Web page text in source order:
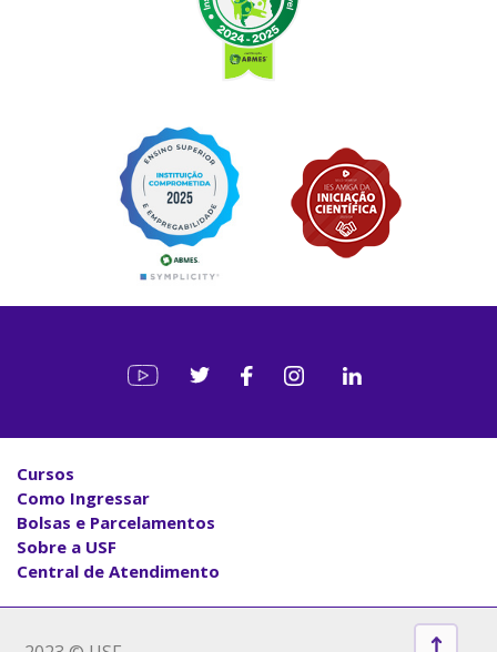
Cursos
Como Ingressar
Bolsas e Parcelamentos
Sobre a USF
Central de Atendimento